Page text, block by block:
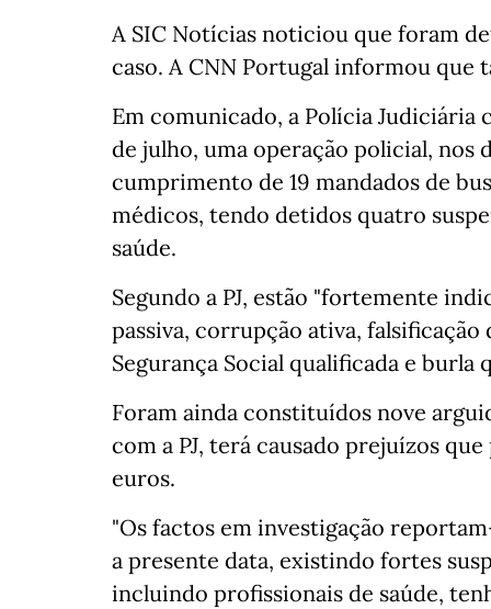
A SIC Notícias noticiou que foram
caso. A CNN Portugal informou que
Em comunicado, a Polícia
de julho, uma operação policial, nos
cumprimento de 19 mandados de
médicos, tendo detidos quatro
saúde.
Segundo a PJ, estão "fortemente
passiva, corrupção ativa,
Segurança Social qualificada e burla
Foram ainda constituídos nove
com a PJ, terá causado prejuízos
euros.
"Os factos em investigação
a presente data, existindo fortes
incluindo profissionais de saúde,